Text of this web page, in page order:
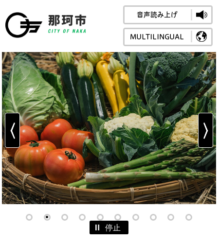
那珂市公式ホームペ
音声読み上げ
MULTILINGUAL
停止